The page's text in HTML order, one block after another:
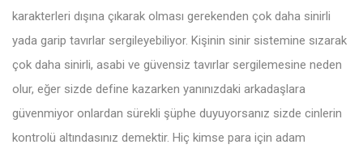
karakterleri dışına çıkarak olması gerekenden çok daha sinirli
yada garip tavırlar sergileyebiliyor. Kişinin sinir sistemine sızarak
çok daha sinirli, asabi ve güvensiz tavırlar sergilemesine neden
olur, eğer sizde define kazarken yanınızdaki arkadaşlara
güvenmiyor onlardan sürekli şüphe duyuyorsanız sizde cinlerin
kontrolü altındasınız demektir. Hiç kimse para için adam